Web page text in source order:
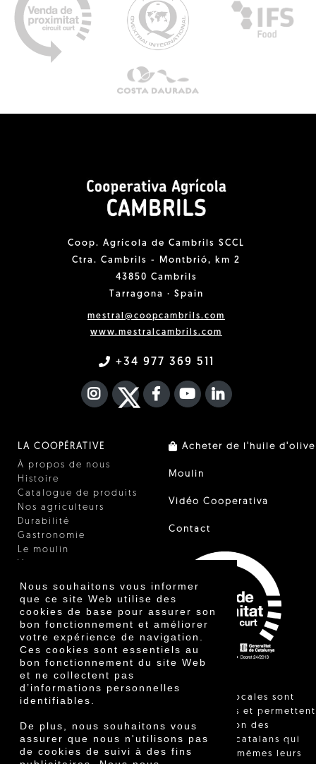
Nous souhaitons vous informer
que ce site Web utilise des
cookies de base pour assurer son
bon fonctionnement et améliorer
votre expérience de navigation.
Ces cookies sont essentiels au
bon fonctionnement du site Web
et ne collectent pas
d’informations personnelles
identifiables.
De plus, nous souhaitons vous
assurer que nous n'utilisons pas
de cookies de suivi à des fins
Coop. Agrícola de Cambrils SCCL
Ctra. Cambrils - Montbrió, km 2
43850 Cambrils
Tarragona · Spain
mestral@coopcambrils.com
www.mestralcambrils.com
+34 977 369 511
INSTAGRAM
TWITTER
FACEBOOK F
YOUTUBEFA LINKEDIN
LA COOPÉRATIVE
À propos de nous
Histoire
Catalogue de produits
Nos agriculteurs
Durabilité
Gastronomie
Le moulin
Certificats
Prix
Innovation
Acheter de l'huile d'olive
Moulin
Vidéo Cooperativa
Contact
"Les ventes locales sont
réglementées et permettent
l'identification des
agriculteurs catalans qui
vendent eux-mêmes leurs